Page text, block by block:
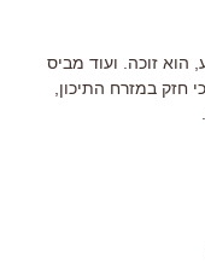
הוא זוכה. ועוד מביס
במזרח התיכון,